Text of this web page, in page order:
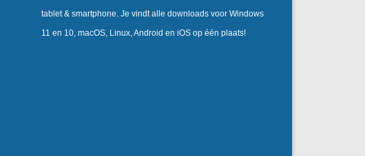
tablet & smartphone. Je vindt alle downloads voor Windows
11 en 10, macOS, Linux, Android en iOS op één plaats!